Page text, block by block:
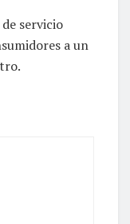
servicio
a un